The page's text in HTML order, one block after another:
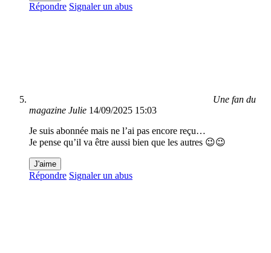
Répondre Signaler un abus
Une fan du
magazine Julie 14/09/2025 15:03
Je suis abonnée mais ne l’ai pas encore reçu…
Je pense qu’il va être aussi bien que les autres 😉😉
J'aime
Répondre Signaler un abus